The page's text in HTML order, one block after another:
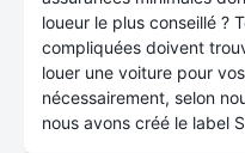
loueur le plus conseillé ?
compliquées doivent
louer une voiture pour
nécessairement, selon
nous avons créé le label